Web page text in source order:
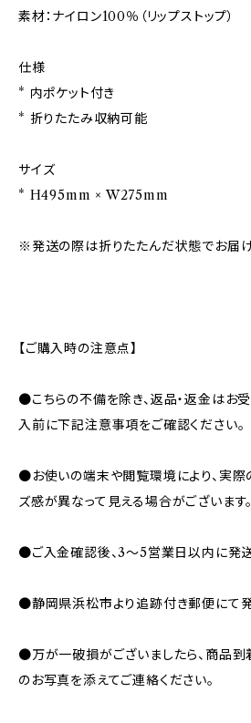
素材：ナイロン100％（リップストップ）
仕様
* 内ポケット付き
* 折りたたみ収納可能
サイズ
* H495mm × W275mm
※発送の際は折りたたんだ状態でお届け
【ご購入時の注意点】
●こちらの不備を除き、返品・返金はお
入前に下記注意事項をご確認ください。
●お使いの端末や閲覧環境により、実際
ズ感が異なって見える場合がございます。
●ご入金確認後、3〜5営業日以内に発送
●静岡県浜松市より追跡付き郵便にて発
●万が一破損がございましたら、商品
のお写真を添えてご連絡ください。